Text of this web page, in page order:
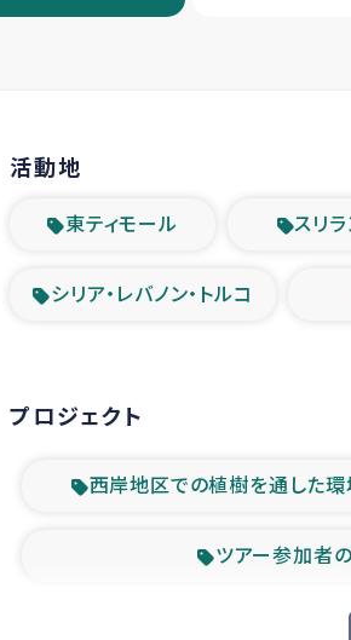
活動地
東ティモール スリ
シリア・レバノン・トルコ
プロジェクト
西岸地区での植樹を通した環
ツアー参加者
緊急救援の時代